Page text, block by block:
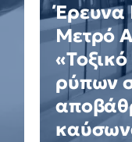
Έρευνα
Μετρό
ρύπων